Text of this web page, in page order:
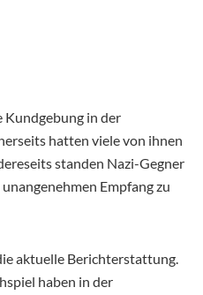
Kundgebung in der
hatten viele von ihnen
standen Nazi-Gegner
Empfang zu
aktuelle Berichterstattung.
haben in der